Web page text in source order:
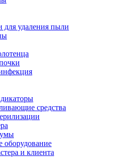
для удаления пыли
средства
оборудование
и клиента